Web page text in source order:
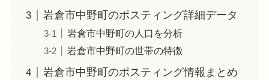
岩倉市中野町のポスティング詳細データ
岩倉市中野町の人口を分析
岩倉市中野町の世帯の特徴
岩倉市中野町のポスティング情報まとめ